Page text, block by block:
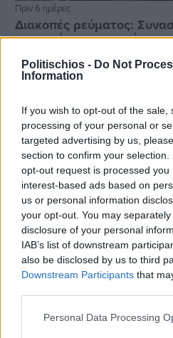
Politischios - Do Not
Information
If you wish to opt-out of the
processing of your personal or
targeted advertising by us,
section to confirm your
opt-out request is processed you
interest-based ads based on
us or personal information
your opt-out. You may
disclosure of your personal
IAB’s list of downstream
also be disclosed by us to third
Downstream Participants that
Personal Data Processing
Πριν 6 ημέρες
Διακοπές ρεύματος:
επιχειρήσεων προτείνει
με το Sunrise Tours